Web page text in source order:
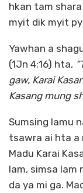
hkan tam
myit dik myit
Yawhan a
(1Jn 4:16) hta,
gaw, Karai
Kasang mung
Sumsing lamu
tsawra ai hta a
Madu Karai
lam, simsa lam
da ya mi ga.